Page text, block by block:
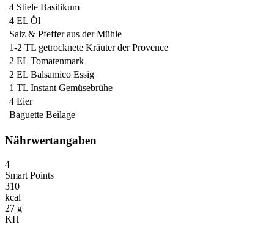
4 Stiele Basilikum
4 EL Öl
Salz & Pfeffer aus der Mühle
1-2 TL getrocknete Kräuter der Provence
2 EL Tomatenmark
2 EL Balsamico Essig
1 TL Instant Gemüsebrühe
4 Eier
Baguette Beilage
Nährwertangaben
4
Smart Points
310
kcal
27 g
KH